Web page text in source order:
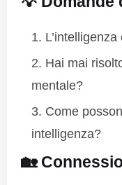
Hai mai
mentale?
Come
intelligenza?
🏡